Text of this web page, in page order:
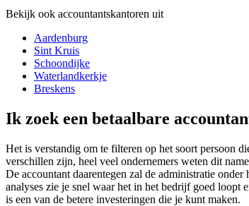
Bekijk ook accountantskantoren uit
Aardenburg
Sint Kruis
Schoondijke
Waterlandkerkje
Breskens
Ik zoek een betaalbare
Het is verstandig om te filteren op het soort persoon
verschillen zijn, heel veel ondernemers weten dit
De accountant daarentegen zal de administratie
analyses zie je snel waar het in het bedrijf goed
is een van de betere investeringen die je kunt maken.